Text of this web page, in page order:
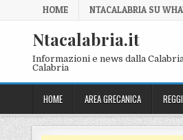
Skip to content
HOME NTACALABRIA SU
Ntacalabria.it
Informazioni e news dalla
Calabria
HOME AREA GRECANICA